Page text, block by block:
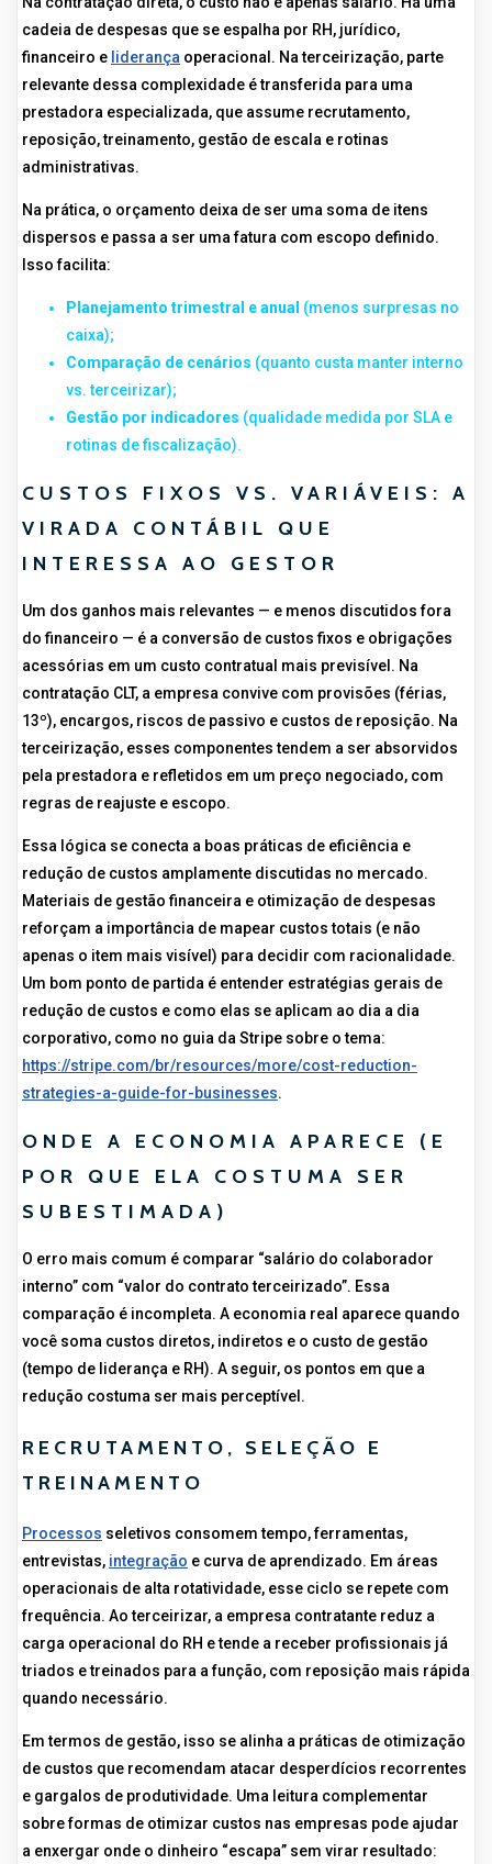
cadeia de despesas que se espalha por RH, jurídico,
financeiro e liderança operacional. Na terceirização, parte
relevante dessa complexidade é transferida para uma
prestadora especializada, que assume recrutamento,
reposição, treinamento, gestão de escala e rotinas
administrativas.
Na prática, o orçamento deixa de ser uma soma de itens
dispersos e passa a ser uma fatura com escopo definido.
Isso facilita:
Planejamento trimestral e anual (menos surpresas no
caixa);
Comparação de cenários (quanto custa manter interno
vs. terceirizar);
Gestão por indicadores (qualidade medida por SLA e
rotinas de fiscalização).
CUSTOS FIXOS VS. VARIÁVEIS: A
VIRADA CONTÁBIL QUE
INTERESSA AO GESTOR
Um dos ganhos mais relevantes — e menos discutidos fora
do financeiro — é a conversão de custos fixos e obrigações
acessórias em um custo contratual mais previsível. Na
contratação CLT, a empresa convive com provisões (férias,
13º), encargos, riscos de passivo e custos de reposição. Na
terceirização, esses componentes tendem a ser absorvidos
pela prestadora e refletidos em um preço negociado, com
regras de reajuste e escopo.
Essa lógica se conecta a boas práticas de eficiência e
redução de custos amplamente discutidas no mercado.
Materiais de gestão financeira e otimização de despesas
reforçam a importância de mapear custos totais (e não
apenas o item mais visível) para decidir com racionalidade.
Um bom ponto de partida é entender estratégias gerais de
redução de custos e como elas se aplicam ao dia a dia
corporativo, como no guia da Stripe sobre o tema:
https://stripe.com/br/resources/more/cost-reduction-
strategies-a-guide-for-businesses.
ONDE A ECONOMIA APARECE (E
POR QUE ELA COSTUMA SER
SUBESTIMADA)
O erro mais comum é comparar “salário do colaborador
interno” com “valor do contrato terceirizado”. Essa
comparação é incompleta. A economia real aparece quando
você soma custos diretos, indiretos e o custo de gestão
(tempo de liderança e RH). A seguir, os pontos em que a
redução costuma ser mais perceptível.
RECRUTAMENTO, SELEÇÃO E
TREINAMENTO
Processos seletivos consomem tempo, ferramentas,
entrevistas, integração e curva de aprendizado. Em áreas
operacionais de alta rotatividade, esse ciclo se repete com
frequência. Ao terceirizar, a empresa contratante reduz a
carga operacional do RH e tende a receber profissionais já
triados e treinados para a função, com reposição mais rápida
quando necessário.
Em termos de gestão, isso se alinha a práticas de otimização
de custos que recomendam atacar desperdícios recorrentes
e gargalos de produtividade. Uma leitura complementar
sobre formas de otimizar custos nas empresas pode ajudar
a enxergar onde o dinheiro “escapa” sem virar resultado: